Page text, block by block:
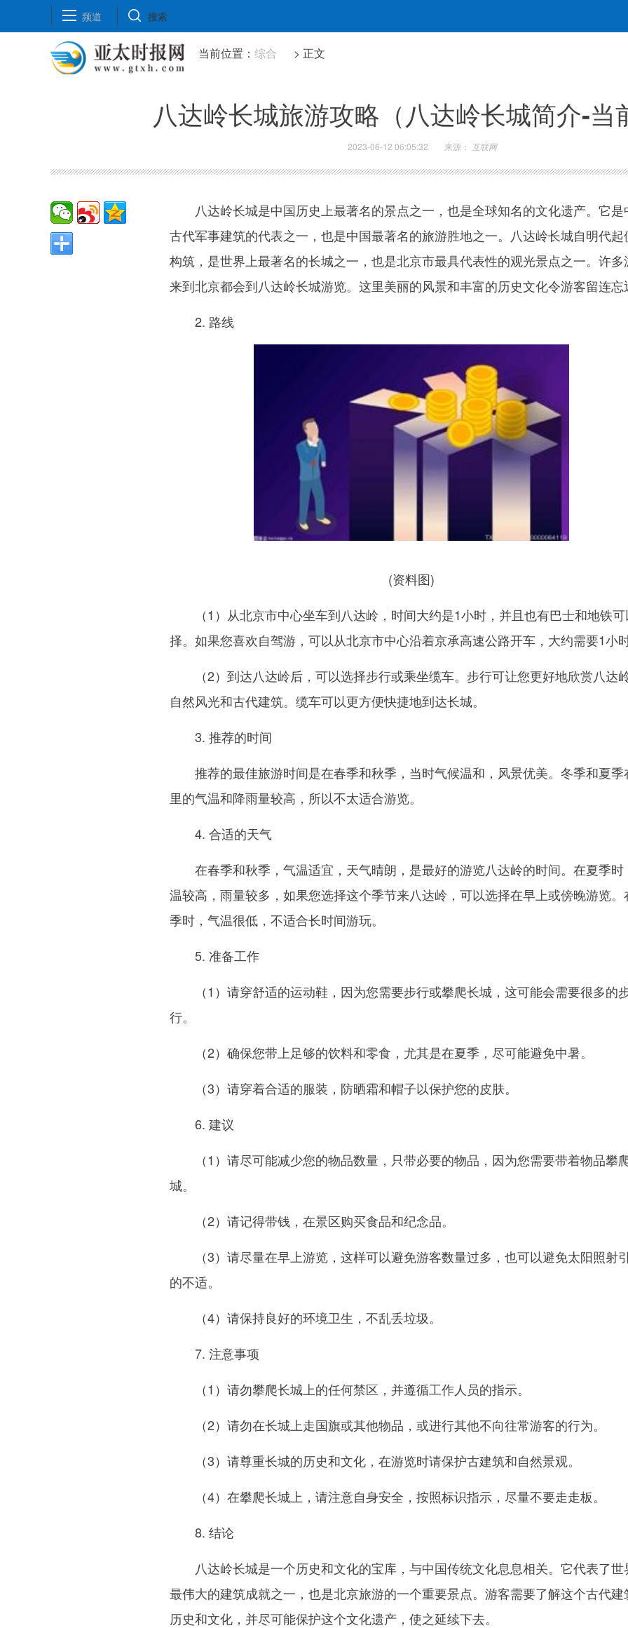
频道 搜索
当前位置：综合 > 正文
八达岭长城旅游攻略（八达岭长城简介-当
2023-06-12 06:05:32 来源： 互联网
八达岭长城是中国历史上最著名的景点之一，也是全球知名的文化遗产。它是
古代军事建筑的代表之一，也是中国最著名的旅游胜地之一。八达岭长城自明代起
构筑，是世界上最著名的长城之一，也是北京市最具代表性的观光景点之一。许多
来到北京都会到八达岭长城游览。这里美丽的风景和丰富的历史文化令游客留连忘
2. 路线
(资料图)
（1）从北京市中心坐车到八达岭，时间大约是1小时，并且也有巴士和地铁
择。如果您喜欢自驾游，可以从北京市中心沿着京承高速公路开车，大约需要1小
（2）到达八达岭后，可以选择步行或乘坐缆车。步行可让您更好地欣赏八达
自然风光和古代建筑。缆车可以更方便快捷地到达长城。
3. 推荐的时间
推荐的最佳旅游时间是在春季和秋季，当时气候温和，风景优美。冬季和夏季
里的气温和降雨量较高，所以不太适合游览。
4. 合适的天气
在春季和秋季，气温适宜，天气晴朗，是最好的游览八达岭的时间。在夏季时
温较高，雨量较多，如果您选择这个季节来八达岭，可以选择在早上或傍晚游览。
季时，气温很低，不适合长时间游玩。
5. 准备工作
（1）请穿舒适的运动鞋，因为您需要步行或攀爬长城，这可能会需要很多的
行。
（2）确保您带上足够的饮料和零食，尤其是在夏季，尽可能避免中暑。
（3）请穿着合适的服装，防晒霜和帽子以保护您的皮肤。
6. 建议
（1）请尽可能减少您的物品数量，只带必要的物品，因为您需要带着物品攀
城。
（2）请记得带钱，在景区购买食品和纪念品。
（3）请尽量在早上游览，这样可以避免游客数量过多，也可以避免太阳照射
的不适。
（4）请保持良好的环境卫生，不乱丢垃圾。
7. 注意事项
（1）请勿攀爬长城上的任何禁区，并遵循工作人员的指示。
（2）请勿在长城上走国旗或其他物品，或进行其他不向往常游客的行为。
（3）请尊重长城的历史和文化，在游览时请保护古建筑和自然景观。
（4）在攀爬长城上，请注意自身安全，按照标识指示，尽量不要走走板。
8. 结论
八达岭长城是一个历史和文化的宝库，与中国传统文化息息相关。它代表了世
最伟大的建筑成就之一，也是北京旅游的一个重要景点。游客需要了解这个古代建
历史和文化，并尽可能保护这个文化遗产，使之延续下去。